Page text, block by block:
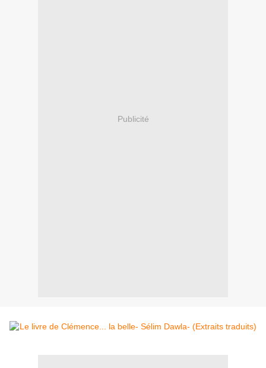
Publicité